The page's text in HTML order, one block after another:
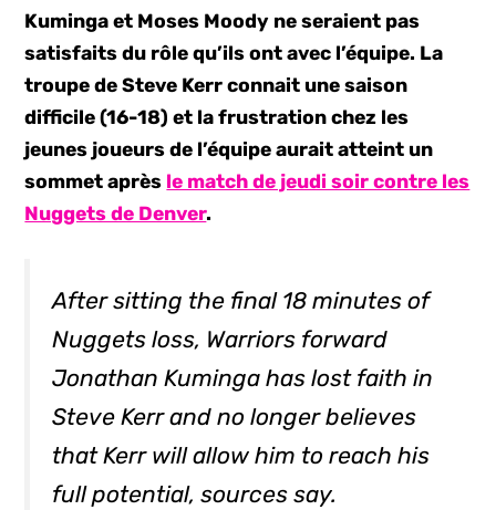
Kuminga et Moses Moody ne seraient pas
satisfaits du rôle qu’ils ont avec l’équipe. La
troupe de Steve Kerr connait une saison
difficile (16-18) et la frustration chez les
jeunes joueurs de l’équipe aurait atteint un
sommet après le match de jeudi soir contre les
Nuggets de Denver.
After sitting the final 18 minutes of
Nuggets loss, Warriors forward
Jonathan Kuminga has lost faith in
Steve Kerr and no longer believes
that Kerr will allow him to reach his
full potential, sources say.